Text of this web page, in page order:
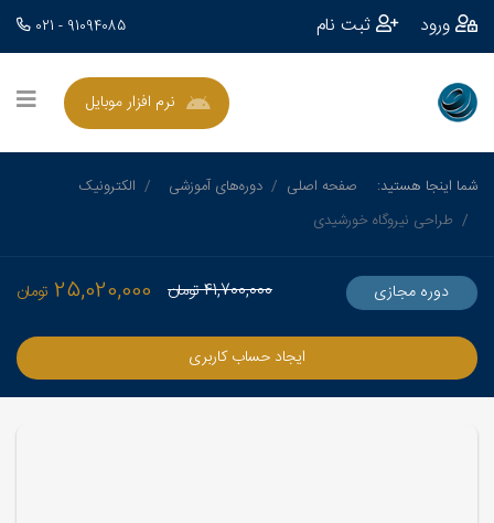
ورود ثبت نام 021 - 91094085
نرم افزار موبایل
شما اینجا هستید: صفحه اصلی دوره‌های آموزشی
الکترونیک
طراحی نیروگاه خورشیدی
دوره مجازی 41,700,000تومان 25,020,000 تومان
ایجاد حساب کاربری